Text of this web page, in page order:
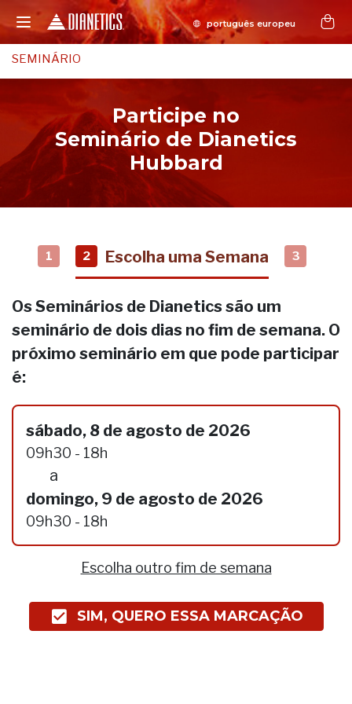
SEMINÁRIO
Participe no
Seminário de Dianetics
Hubbard
1 2 Escolha uma Semana 3
Os Seminários de Dianetics são um
seminário de dois dias no fim de semana. O
próximo seminário em que pode participar
é:
sábado, 8 de agosto de 2026
09h30 - 18h
a
domingo, 9 de agosto de 2026
09h30 - 18h
Escolha outro fim de semana
SIM, QUERO ESSA MARCAÇÃO